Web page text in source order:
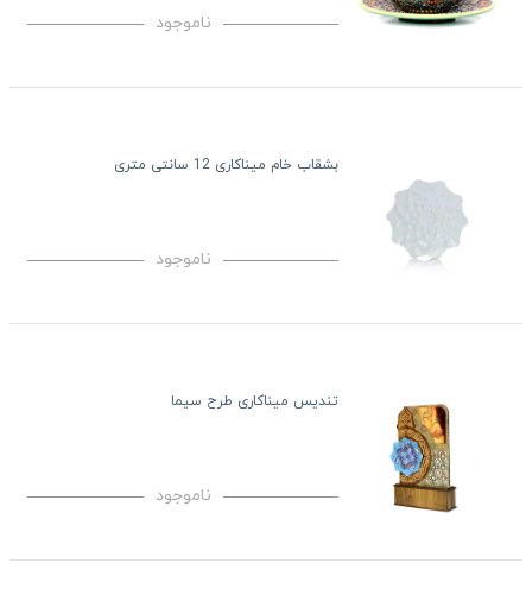
ناموجود
بشقاب خام میناکاری 12 سانتی متری
ناموجود
تندیس میناکاری طرح سیما
ناموجود